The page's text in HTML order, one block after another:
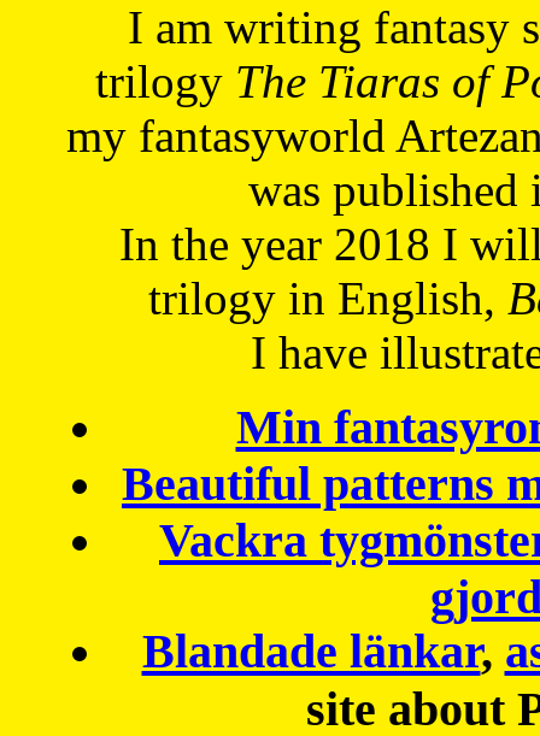
I am writing fantasy
trilogy The Tiaras of
my fantasyworld
was published
In the year 2018 I
trilogy in English,
I have
Min
Beautiful patterns
Vackra
Blandade länkar,
site about